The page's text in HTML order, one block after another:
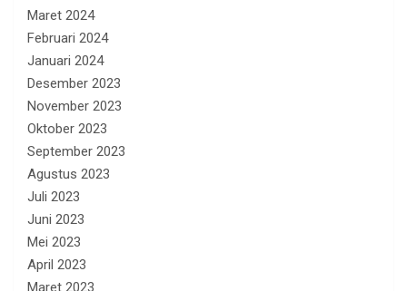
Maret 2024
Februari 2024
Januari 2024
Desember 2023
November 2023
Oktober 2023
September 2023
Agustus 2023
Juli 2023
Juni 2023
Mei 2023
April 2023
Maret 2023